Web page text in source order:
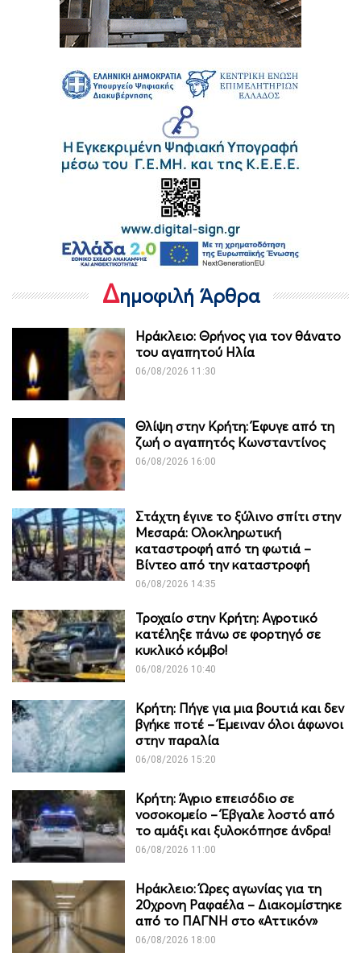
Δημοφιλή Άρθρα
Ηράκλειο: Θρήνος για τον θάνατο
του αγαπητού Ηλία
06/08/2026 11:30
Θλίψη στην Κρήτη: Έφυγε από τη
ζωή ο αγαπητός Κωνσταντίνος
06/08/2026 16:00
Στάχτη έγινε το ξύλινο σπίτι στην
Μεσαρά: Ολοκληρωτική
καταστροφή από τη φωτιά –
Βίντεο από την καταστροφή
06/08/2026 14:35
Τροχαίο στην Κρήτη: Αγροτικό
κατέληξε πάνω σε φορτηγό σε
κυκλικό κόμβο!
06/08/2026 10:40
Κρήτη: Πήγε για μια βουτιά και δεν
βγήκε ποτέ – Έμειναν όλοι άφωνοι
στην παραλία
06/08/2026 15:20
Κρήτη: Άγριο επεισόδιο σε
νοσοκομείο – Έβγαλε λοστό από
το αμάξι και ξυλοκόπησε άνδρα!
06/08/2026 11:00
Ηράκλειο: Ώρες αγωνίας για τη
20χρονη Ραφαέλα – Διακομίστηκε
από το ΠΑΓΝΗ στο «Αττικόν»
06/08/2026 18:00